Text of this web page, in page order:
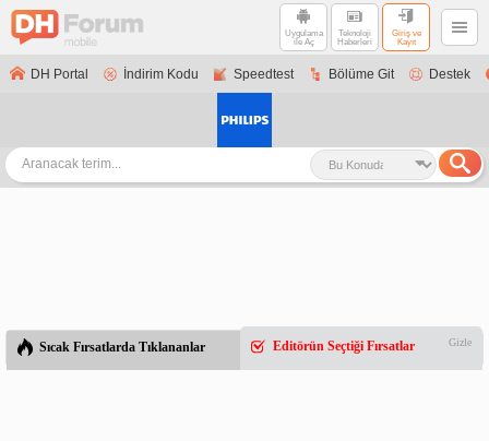
Uygulama
ile Aç
Teknoloji
Haberleri
Giriş ve
Kayıt
DH Portal İndirim Kodu Speedtest Bölüme Git Destek
Sıcak Fırsatlarda Tıklananlar Editörün Seçtiği Fırsatlar Gizle